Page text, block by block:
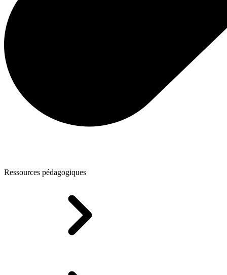
Ressources pédagogiques